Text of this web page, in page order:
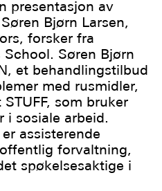
presentasjon av
Bjørn Larsen,
forsker fra
School. Søren Bjørn
et behandlingstilbud
med rusmidler,
som bruker
i sosiale arbeid.
assisterende
forvaltning,
spøkelsesaktige i